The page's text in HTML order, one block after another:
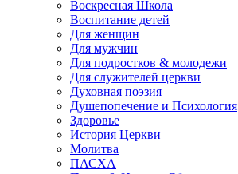
Воскресная Школа
Воспитание детей
Для женщин
Для мужчин
Для подростков & молодежи
Для служителей церкви
Духовная поэзия
Душепопечение и Психология
Здоровье
История Церкви
Молитва
ПАСХА